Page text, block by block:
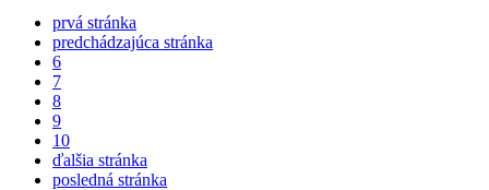
prvá stránka
predchádzajúca stránka
6
7
8
9
10
ďalšia stránka
posledná stránka